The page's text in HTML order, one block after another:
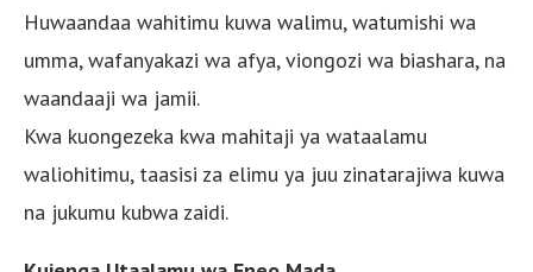
Huwaandaa wahitimu kuwa walimu, watumishi wa
umma, wafanyakazi wa afya, viongozi wa biashara, na
waandaaji wa jamii.
Kwa kuongezeka kwa mahitaji ya wataalamu
waliohitimu, taasisi za elimu ya juu zinatarajiwa kuwa
na jukumu kubwa zaidi.